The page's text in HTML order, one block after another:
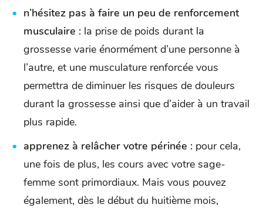
n’hésitez pas à faire un peu de renforcement
musculaire : la prise de poids durant la
grossesse varie énormément d’une personne à
l’autre, et une musculature renforcée vous
permettra de diminuer les risques de douleurs
durant la grossesse ainsi que d’aider à un travail
plus rapide.
apprenez à relâcher votre périnée : pour cela,
une fois de plus, les cours avec votre sage-
femme sont primordiaux. Mais vous pouvez
également, dès le début du huitième mois,